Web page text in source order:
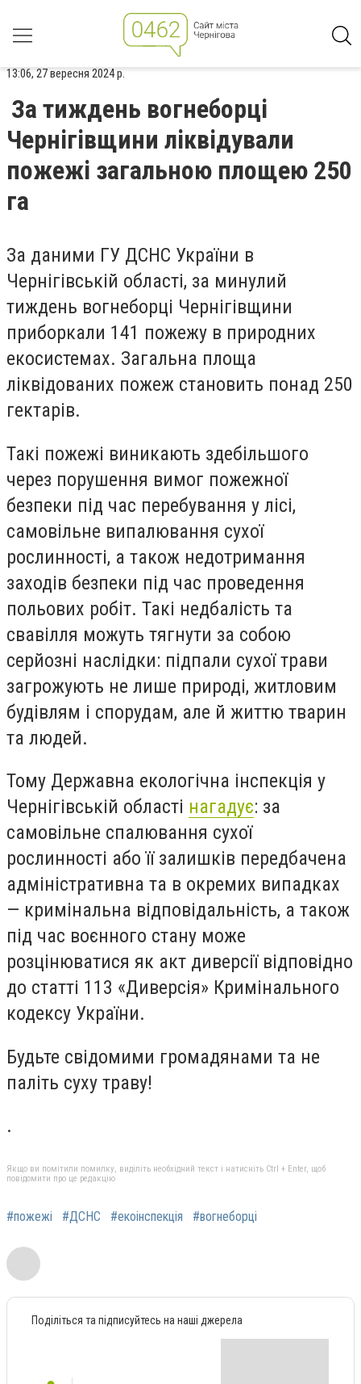
13:06, 27 вересня 2024 р.
За тиждень вогнеборці
Чернігівщини ліквідували
пожежі загальною площею 250
га
За даними ГУ ДСНС України в
Чернігівській області, за минулий
тиждень вогнеборці Чернігівщини
приборкали 141 пожежу в природних
екосистемах. Загальна площа
ліквідованих пожеж становить понад 250
гектарів.
Такі пожежі виникають здебільшого
через порушення вимог пожежної
безпеки під час перебування у лісі,
самовільне випалювання сухої
рослинності, а також недотримання
заходів безпеки під час проведення
польових робіт. Такі недбалість та
свавілля можуть тягнути за собою
серйозні наслідки: підпали сухої трави
загрожують не лише природі, житловим
будівлям і спорудам, але й життю тварин
та людей.
Тому Державна екологічна інспекція у
Чернігівській області нагадує: за
самовільне спалювання сухої
рослинності або її залишків передбачена
адміністративна та в окремих випадках
— кримінальна відповідальність, а також
під час воєнного стану може
розцінюватися як акт диверсії відповідно
до статті 113 «Диверсія» Кримінального
кодексу України.
Будьте свідомими громадянами та не
паліть суху траву!
.
Якщо ви помітили помилку, виділіть необхідний текст і натисніть Ctrl + Enter, щоб
повідомити про це редакцію
#пожежі #ДСНС #екоінспекція #вогнеборці
Поділіться та підписуйтесь на наші джерела